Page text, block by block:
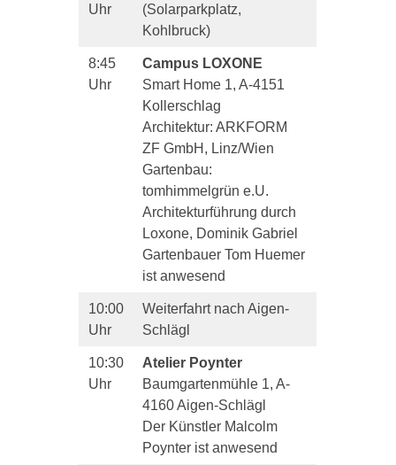
Uhr
(Solarparkplatz,
Kohlbruck)
8:45
Uhr
Campus LOXONE
Smart Home 1, A-4151
Kollerschlag
Architektur: ARKFORM
ZF GmbH, Linz/Wien
Gartenbau:
tomhimmelgrün e.U.
Architekturführung durch
Loxone, Dominik Gabriel
Gartenbauer Tom Huemer
ist anwesend
10:00
Uhr
Weiterfahrt nach Aigen-
Schlägl
10:30
Uhr
Atelier Poynter
Baumgartenmühle 1, A-
4160 Aigen-Schlägl
Der Künstler Malcolm
Poynter ist anwesend